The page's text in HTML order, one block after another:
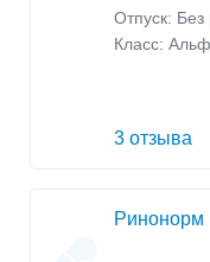
Отпуск: Без
Класс:
3 отзыва
Ринонорм